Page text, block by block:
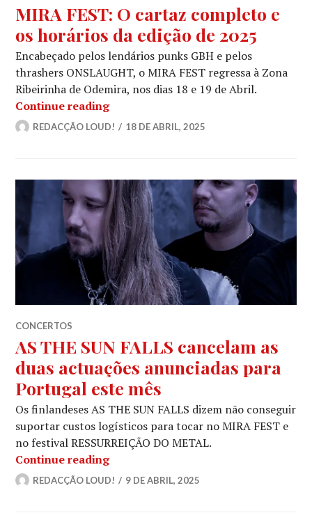
MIRA FEST: O cartaz completo e
os horários da edição de 2025
Encabeçado pelos lendários punks GBH e pelos
thrashers ONSLAUGHT, o MIRA FEST regressa à Zona
Ribeirinha de Odemira, nos dias 18 e 19 de Abril.
Continue readingMIRA FEST: O cartaz completo e os
REDACÇÃO LOUD! 18 DE ABRIL, 2025
CONCERTOS
AS THE SUN FALLS cancelam as
duas actuações anunciadas para
Portugal este mês
Os finlandeses AS THE SUN FALLS dizem não conseguir
suportar custos logísticos para tocar no MIRA FEST e
no festival RESSURREIÇÃO DO METAL.
Continue readingAS THE SUN FALLS cancelam as
REDACÇÃO LOUD! 9 DE ABRIL, 2025